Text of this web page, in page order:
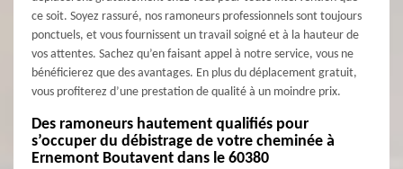
ce soit. Soyez rassuré, nos ramoneurs professionnels sont toujours
ponctuels, et vous fournissent un travail soigné et à la hauteur de
vos attentes. Sachez qu’en faisant appel à notre service, vous ne
bénéficierez que des avantages. En plus du déplacement gratuit,
vous profiterez d’une prestation de qualité à un moindre prix.
Des ramoneurs hautement qualifiés pour
s’occuper du débistrage de votre cheminée à
Ernemont Boutavent dans le 60380